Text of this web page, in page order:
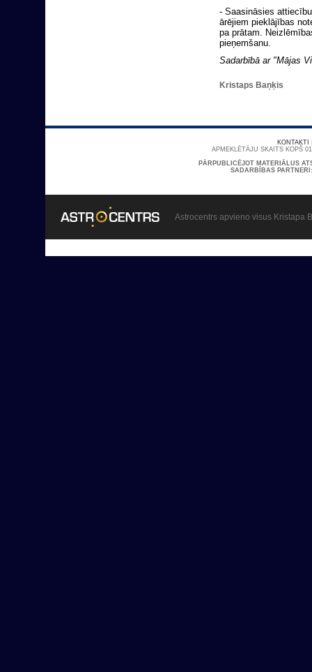
- Saasināsies
ārējiem pieklājības
pa prātam.
pieņemšanu.
Sadarbībā ar "Mājas
Kristaps Baņķis
KONTAKTI
APMEKLĒTĀJU SKAITS KOPŠ
PĀRPUBLICĒJOT MATERIĀLUS
SADARBĪBAS
Astrocentrs apvieno visus Kristapa